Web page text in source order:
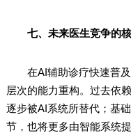
七、未来医生竞争的
在AI辅助诊疗快速普及
层次的能力重构。过去依
逐步被AI系统所替代；基
节，也将更多由智能系统